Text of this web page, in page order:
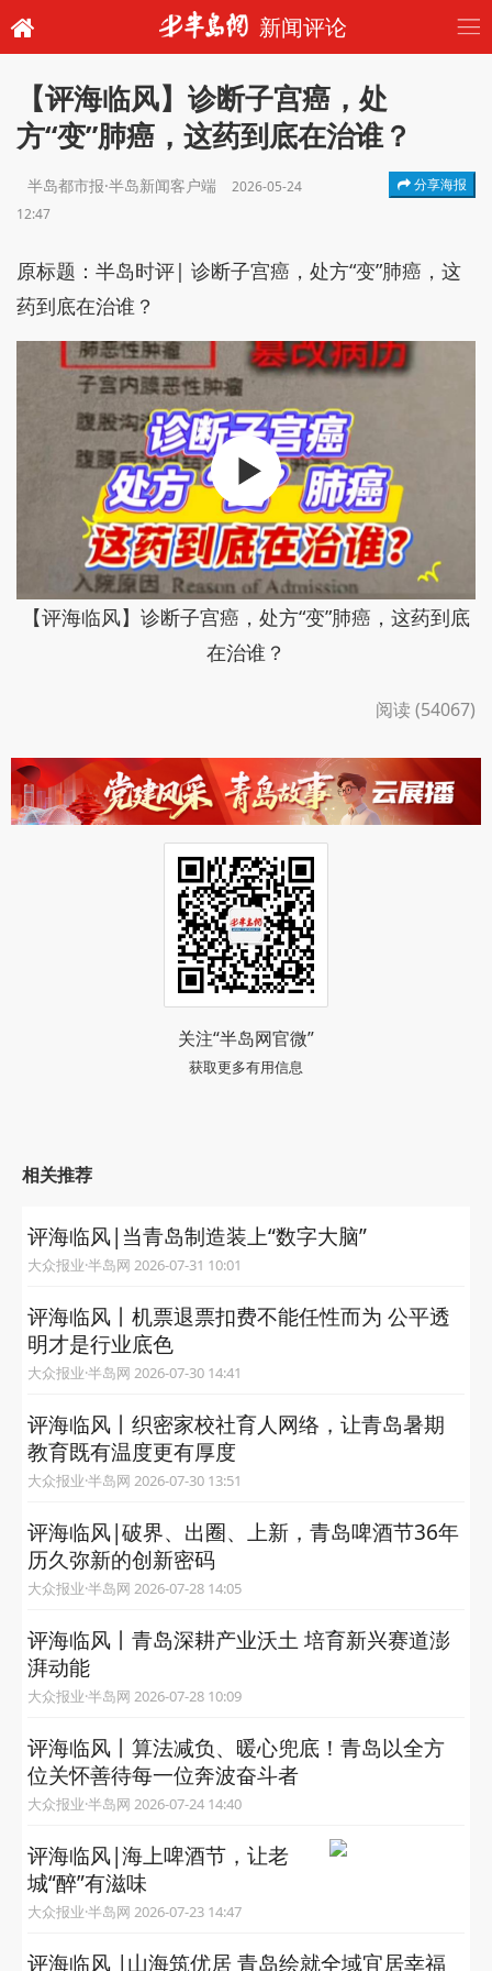
新闻评论
【评海临风】诊断子宫癌，处
方“变”肺癌，这药到底在治谁？
半岛都市报·半岛新闻客户端
2026-05-24
12:47
分享海报
原标题：半岛时评| 诊断子宫癌，处方“变”肺癌，这
药到底在治谁？
【评海临风】诊断子宫癌，处方“变”肺癌，这药到底
在治谁？
阅读 (54067)
关注“半岛网官微”
获取更多有用信息
相关推荐
评海临风|当青岛制造装上“数字大脑”
大众报业·半岛网 2026-07-31 10:01
评海临风丨机票退票扣费不能任性而为 公平透
明才是行业底色
大众报业·半岛网 2026-07-30 14:41
评海临风丨织密家校社育人网络，让青岛暑期
教育既有温度更有厚度
大众报业·半岛网 2026-07-30 13:51
评海临风|破界、出圈、上新，青岛啤酒节36年
历久弥新的创新密码
大众报业·半岛网 2026-07-28 14:05
评海临风丨青岛深耕产业沃土 培育新兴赛道澎
湃动能
大众报业·半岛网 2026-07-28 10:09
评海临风丨算法减负、暖心兜底！青岛以全方
位关怀善待每一位奔波奋斗者
大众报业·半岛网 2026-07-24 14:40
评海临风|海上啤酒节，让老
城“醉”有滋味
大众报业·半岛网 2026-07-23 14:47
评海临风 |山海筑优居 青岛绘就全域宜居幸福